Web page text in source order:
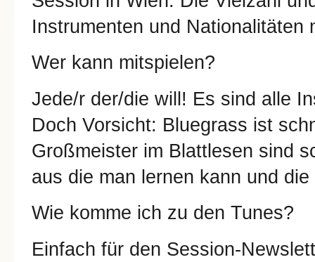
Instrumenten und Nationalitäten
Wer kann mitspielen?
Jede/r der/die will! Es sind alle
Doch Vorsicht: Bluegrass ist
Großmeister im Blattlesen sind
aus die man lernen kann und
Wie komme ich zu den Tunes?
Einfach für den Session-